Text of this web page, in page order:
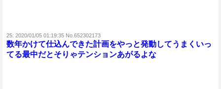
25: 2020/01/05 01:19:35 No.652302173
数年かけて仕込んできた計画をやっと発動してうまくいっ
てる最中だとそりゃテンションあがるよな